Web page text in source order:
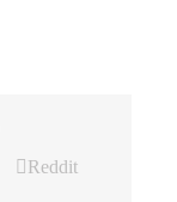
Reddit